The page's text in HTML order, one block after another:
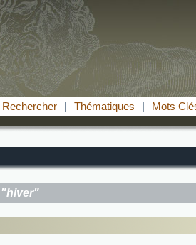
Rechercher | Thématiques | Mots
"hiver"